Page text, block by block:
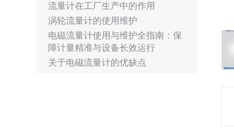
流量计在工厂生产中的作用
涡轮流量计的使用维护
电磁流量计使用与维护全指南：保
障计量精准与设备长效运行
关于电磁流量计的优缺点